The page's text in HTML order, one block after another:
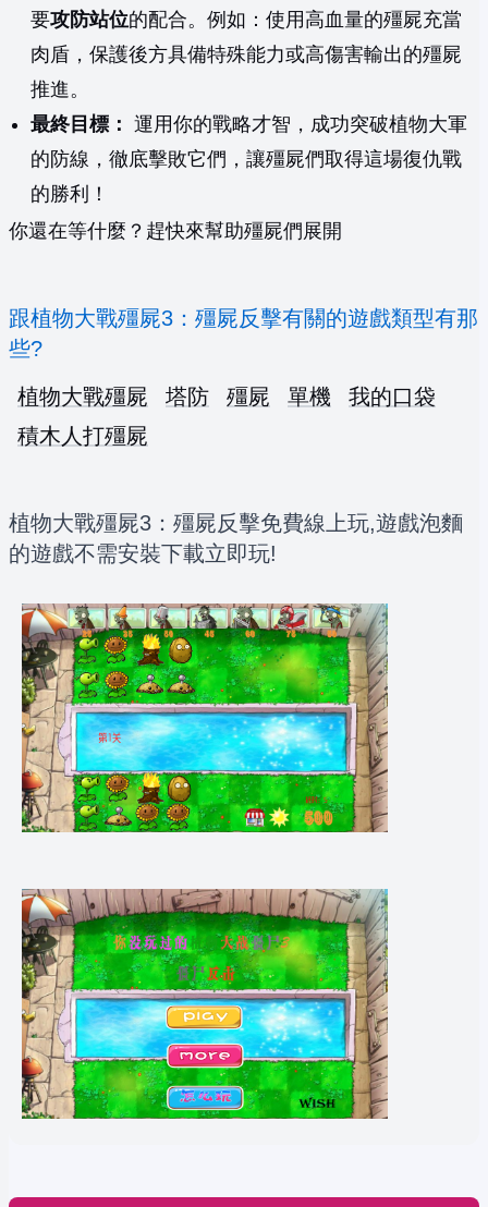
要攻防站位的配合。例如：使用高血量的殭屍充當
肉盾，保護後方具備特殊能力或高傷害輸出的殭屍
推進。
最終目標： 運用你的戰略才智，成功突破植物大軍
的防線，徹底擊敗它們，讓殭屍們取得這場復仇戰
的勝利！
你還在等什麼？趕快來幫助殭屍們展開
跟植物大戰殭屍3：殭屍反擊有關的遊戲類型有那
些?
植物大戰殭屍
塔防 殭屍 單機
我的口袋
積木人打殭屍
植物大戰殭屍3：殭屍反擊免費線上玩,遊戲泡麵
的遊戲不需安裝下載立即玩!